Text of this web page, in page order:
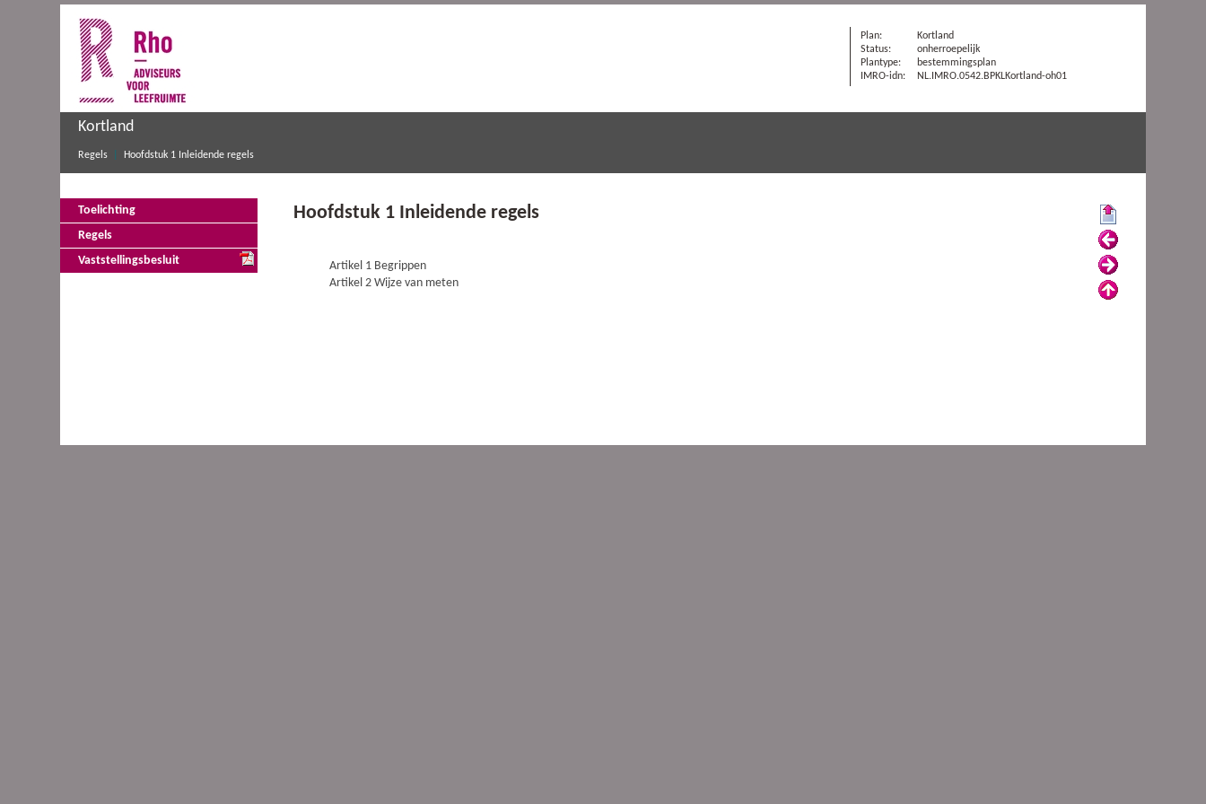
Kortland
Regels Hoofdstuk 1 Inleidende regels
Plan:
Kortland
Status:
onherroepelijk
Plantype:
bestemmingsplan
IMRO-idn:
NL.IMRO.0542.BPKLKortland-oh01
Toelichting
Regels
Vaststellingsbesluit
Hoofdstuk 1 Inleidende regels
Artikel 1 Begrippen
Artikel 2 Wijze van meten